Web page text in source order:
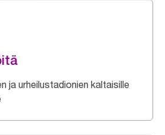
ja urheilustadionien kaltaisille